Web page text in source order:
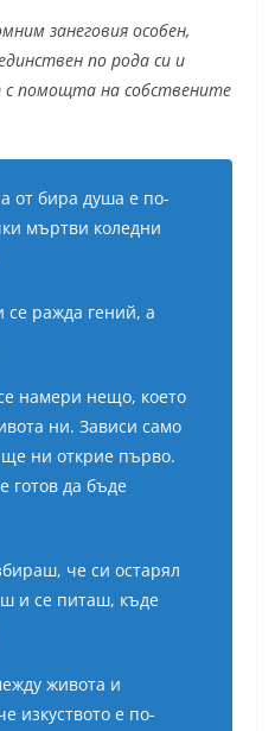
занеговия особен,
по рода си и
с помощта на собствените
от бира душа е по-
мъртви коледни
се ражда гений, а
намери нещо, което
ни. Зависи само
ще ни открие първо.
готов да бъде
че си остарял
и се питаш, къде
живота и
изкуството е по-